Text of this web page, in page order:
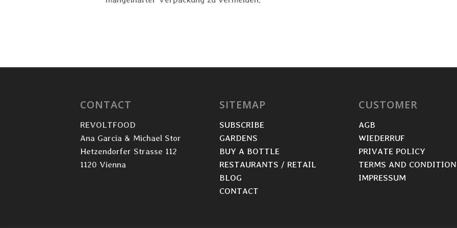
CONTACT
REVOLTFOOD
Ana Garcia & Michael Stor
Hetzendorfer Strasse 112
1120 Vienna
SITEMAP
SUBSCRIBE
GARDENS
BUY A BOTTLE
RESTAURANTS / RETAIL
BLOG
CONTACT
CUSTOMER
AGB
WIEDERRUF
PRIVATE POLICY
TERMS AND
IMPRESSUM